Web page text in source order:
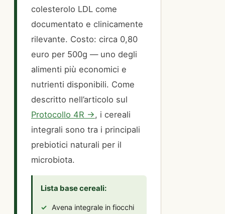
colesterolo LDL come
documentato e clinicamente
rilevante. Costo: circa 0,80
euro per 500g — uno degli
alimenti più economici e
nutrienti disponibili. Come
descritto nell’articolo sul
Protocollo 4R →, i cereali
integrali sono tra i principali
prebiotici naturali per il
microbiota.
Lista base cereali:
Avena integrale in fiocchi